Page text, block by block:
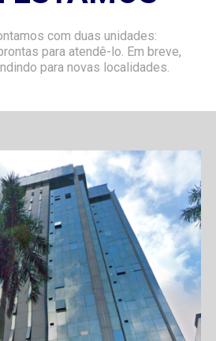
com duas unidades:
para atendê-lo. Em breve,
para novas localidades.